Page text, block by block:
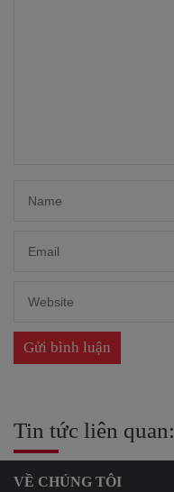
Tin tức liên quan:
VỀ CHÚNG TÔI